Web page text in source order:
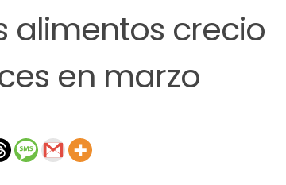
alimentos crecio
en marzo